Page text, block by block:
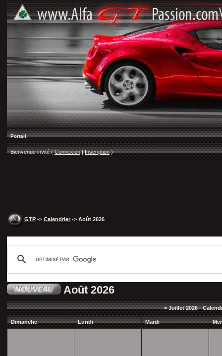
Portail
Bienvenue invité ( Connexion |Inscription)
GTP -> Calendrier -> Août 2026
Août 2026
<Juillet 2026·
Dimanche Lundi Mardi